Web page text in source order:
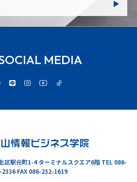
MEDIA
区駅元町1-4 ターミナルスクエア6階TEL 086-
2336 FAX 086-232-1619